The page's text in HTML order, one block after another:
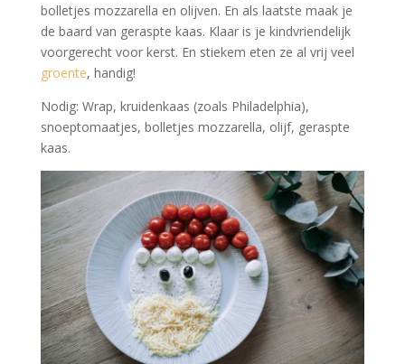
bolletjes mozzarella en olijven. En als laatste maak je
de baard van geraspte kaas. Klaar is je kindvriendelijk
voorgerecht voor kerst. En stiekem eten ze al vrij veel
groente, handig!
Nodig: Wrap, kruidenkaas (zoals Philadelphia),
snoeptomaatjes, bolletjes mozzarella, olijf, geraspte
kaas.